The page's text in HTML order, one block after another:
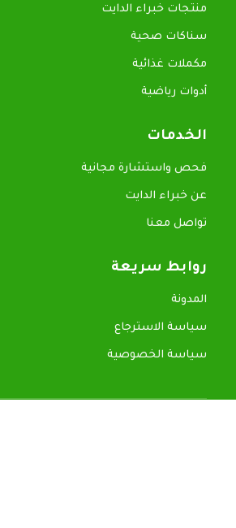
منتجات خبراء الدايت
سناكات صحية
مكملات غذائية
أدوات رياضية
الخدمات
فحص واستشارة مجانية
عن خبراء الدايت
تواصل معنا
روابط سريعة
المدونة
سياسة الاسترجاع
سياسة الخصوصية